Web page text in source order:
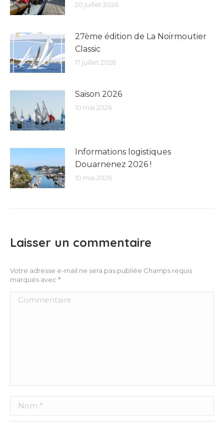
20 juillet 2026
27ème édition de La Noirmoutier
Classic
17 juillet 2026
Saison 2026
10 mai 2026
Informations logistiques
Douarnenez 2026 !
10 mai 2026
Laisser un commentaire
Votre adresse e-mail ne sera pas publiée Champs requis
marqués avec *
Commentaire
Nom *